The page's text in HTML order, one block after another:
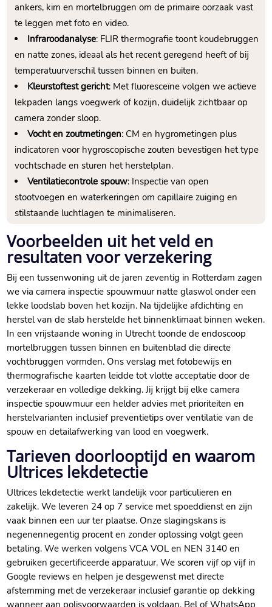
ankers, kim en mortelbruggen om de primaire oorzaak vast
te leggen met foto en video.​
Infraroodanalyse: FLIR thermografie toont koudebruggen
en natte zones, ideaal als het recent geregend heeft of bij
temperatuurverschil tussen binnen en buiten.​
Kleurstoftest gericht: Met fluoresceïne volgen we actieve
lekpaden langs voegwerk of kozijn, duidelijk zichtbaar op
camera zonder sloop.​
Vocht en zoutmetingen: CM en hygrometingen plus
indicatoren voor hygroscopische zouten bevestigen het type
vochtschade en sturen het herstelplan.​
Ventilatiecontrole spouw: Inspectie van open
stootvoegen en waterkeringen om capillaire zuiging en
stilstaande luchtlagen te minimaliseren.​
Voorbeelden uit het veld en
resultaten voor verzekering
Bij een tussenwoning uit de jaren zeventig in Rotterdam zagen
we via camera inspectie spouwmuur natte glaswol onder een
lekke loodslab boven het kozijn.​ Na tijdelijke afdichting en
herstel van de slab herstelde het binnenklimaat binnen weken.​
In een vrijstaande woning in Utrecht toonde de endoscoop
mortelbruggen tussen binnen en buitenblad die directe
vochtbruggen vormden.​ Ons verslag met fotobewijs en
thermografische kaarten leidde tot vlotte acceptatie door de
verzekeraar en volledige dekking.​ Jij krijgt bij elke camera
inspectie spouwmuur een helder advies met prioriteiten en
herstelvarianten inclusief preventietips over ventilatie van de
spouw en detailafwerking van lood en voegwerk.​
Tarieven doorlooptijd en waarom
Ultrices lekdetectie
Ultrices lekdetectie werkt landelijk voor particulieren en
zakelijk.​ We leveren 24 op 7 service met spoeddienst en zijn
vaak binnen een uur ter plaatse.​ Onze slagingskans is
negenennegentig procent en zonder oplossing volgt geen
betaling.​ We werken volgens VCA VOL en NEN 3140 en
gebruiken gecertificeerde apparatuur.​ We scoren vijf op vijf in
Google reviews en helpen je desgewenst met directe
afstemming met de verzekeraar inclusief garantie op dekking
wanneer aan polisvoorwaarden is voldaan.​ Bel of WhatsApp